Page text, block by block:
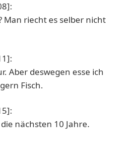
Man riecht es selber nicht
Aber deswegen esse ich
Fisch.
nächsten 10 Jahre.